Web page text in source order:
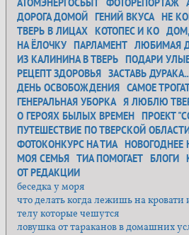
ДОРОГА ДОМОЙ ГЕНИЙ ВКУСА НЕ
ТВЕРЬ В ЛИЦАХ КОТОПЕС И КО
НА ЁЛОЧКУ ПАРЛАМЕНТ ЛЮБИМАЯ
ИЗ КАЛИНИНА В ТВЕРЬ ПОДАРИ
РЕЦЕПТ ЗДОРОВЬЯ ЗАСТАВЬ
ДЕНЬ ОСВОБОЖДЕНИЯ САМОЕ
ГЕНЕРАЛЬНАЯ УБОРКА Я ЛЮБЛЮ
О ГЕРОЯХ БЫЛЫХ ВРЕМЕН ПРОЕКТ
ПУТЕШЕСТВИЕ ПО ТВЕРСКОЙ
ФОТОКОНКУРС НА ТИА НОВОГОДНЕЕ
МОЯ СЕМЬЯ ТИА ПОМОГАЕТ БЛОГИ
ОТ РЕДАКЦИИ
беседка у моря
что делать когда лежишь на кровати
телу которые чешутся
ловушка от тараканов в домашних